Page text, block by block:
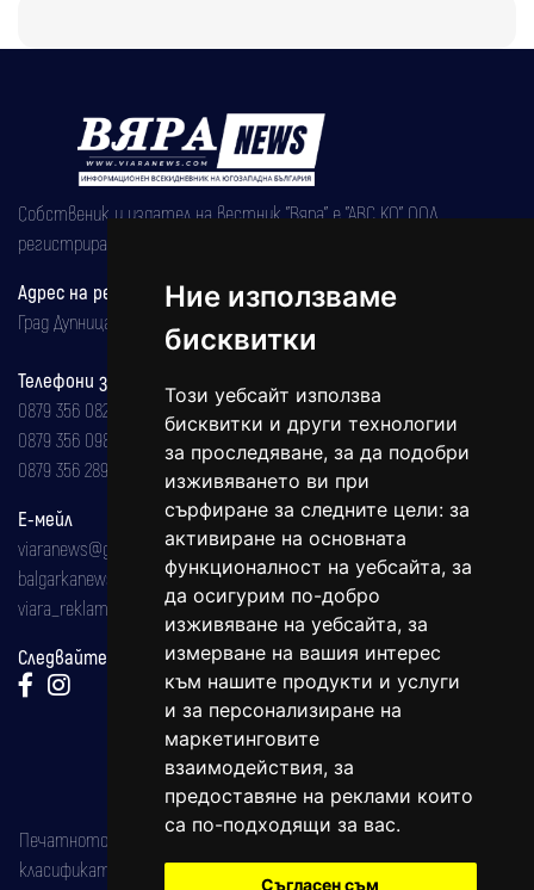
Ние използваме
бисквитки
Този уебсайт използва
бисквитки и други технологии
за проследяване, за да подобри
изживяването ви при
сърфиране за следните цели: за
активиране на основната
функционалност на уебсайта, за
да осигурим по-добро
изживяване на уебсайта, за
измерване на вашия интерес
към нашите продукти и услуги
и за персонализиране на
маркетинговите
взаимодействия, за
предоставяне на реклами които
са по-подходящи за вас.
Съгласен съм
Собственик и издател на вестник "Вяра" е "АВС КО" ООД,
регистрирана на 08.05.2002 година.
Адрес на редакцията
Град Дупница, ул.''Христо Ботев" 43
Телефони за реклама и абонаменти
0879 356 082
0879 356 098
0879 356 289
Е-мейл
viaranews@gmail.com
balgarkanews@gmail.com
viara_reklama@mail.bg
Следвайте ни:
Печатното издание на вестника е регистрирано в националния
класификатор на печатните издания (Българска национална